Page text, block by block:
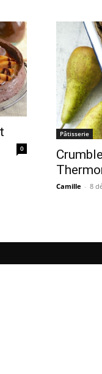
0
Pâtisserie
Camille - 8